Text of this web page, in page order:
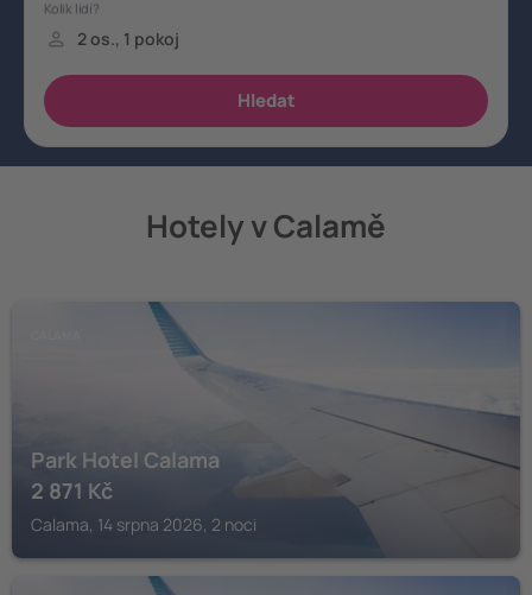
Hotely v Calamě
Park Hotel Calama
2 871 Kč
Calama, 14 srpna 2026, 2 noci